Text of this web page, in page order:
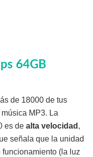
64GB
de 18000 de tus
MP3. La
es de alta velocidad ,
señala que la unidad
funcionamiento (la luz